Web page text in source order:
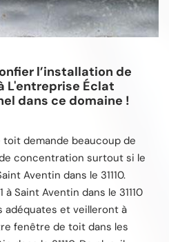
l’installation de
L'entreprise Éclat
dans ce domaine !
toit demande beaucoup de
concentration surtout si le
Aventin dans le 31110.
Saint Aventin dans le 31110
adéquates et veilleront à
fenêtre de toit dans les